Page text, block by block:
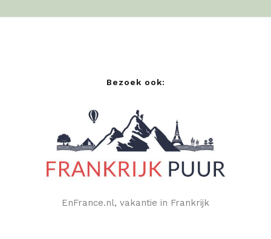
Bezoek ook:
EnFrance.nl, vakantie in Frankrijk